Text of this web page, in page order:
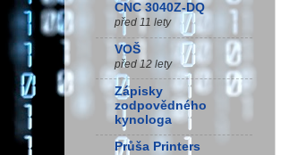
CNC 3040Z-DQ
před 11 lety
VOŠ
před 12 lety
Zápisky
zodpovědného
kynologa
Průša Printers